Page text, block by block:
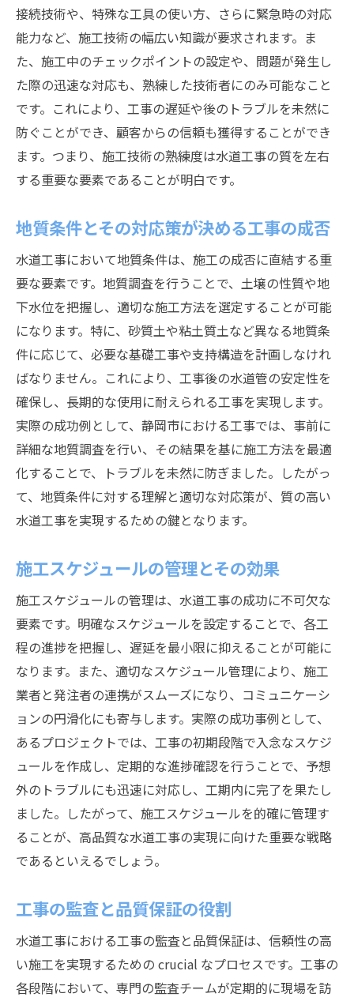
接続技術や、特殊な工具の使い方、さらに緊急時の対応
能力など、施工技術の幅広い知識が要求されます。ま
た、施工中のチェックポイントの設定や、問題が発生し
た際の迅速な対応も、熟練した技術者にのみ可能なこと
です。これにより、工事の遅延や後のトラブルを未然に
防ぐことができ、顧客からの信頼も獲得することができ
ます。つまり、施工技術の熟練度は水道工事の質を左右
する重要な要素であることが明白です。
地質条件とその対応策が決める工事の成否
水道工事において地質条件は、施工の成否に直結する重
要な要素です。地質調査を行うことで、土壌の性質や地
下水位を把握し、適切な施工方法を選定することが可能
になります。特に、砂質土や粘土質土など異なる地質条
件に応じて、必要な基礎工事や支持構造を計画しなけれ
ばなりません。これにより、工事後の水道管の安定性を
確保し、長期的な使用に耐えられる工事を実現します。
実際の成功例として、静岡市における工事では、事前に
詳細な地質調査を行い、その結果を基に施工方法を最適
化することで、トラブルを未然に防ぎました。したがっ
て、地質条件に対する理解と適切な対応策が、質の高い
水道工事を実現するための鍵となります。
施工スケジュールの管理とその効果
施工スケジュールの管理は、水道工事の成功に不可欠な
要素です。明確なスケジュールを設定することで、各工
程の進捗を把握し、遅延を最小限に抑えることが可能に
なります。また、適切なスケジュール管理により、施工
業者と発注者の連携がスムーズになり、コミュニケーシ
ョンの円滑化にも寄与します。実際の成功事例として、
あるプロジェクトでは、工事の初期段階で入念なスケジ
ュールを作成し、定期的な進捗確認を行うことで、予想
外のトラブルにも迅速に対応し、工期内に完了を果たし
ました。したがって、施工スケジュールを的確に管理す
ることが、高品質な水道工事の実現に向けた重要な戦略
であるといえるでしょう。
工事の監査と品質保証の役割
水道工事における工事の監査と品質保証は、信頼性の高
い施工を実現するための crucial なプロセスです。工事の
各段階において、専門の監査チームが定期的に現場を訪